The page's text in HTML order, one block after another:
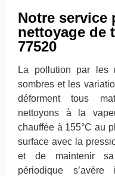
Notre service
nettoyage de
77520
La pollution par les
sombres et les
déforment tous
nettoyons à la
chauffée à 155°C au
surface avec la
et de maintenir sa
périodique